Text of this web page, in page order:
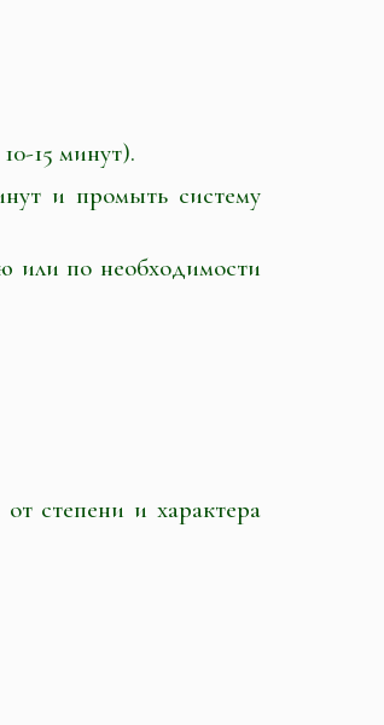
15 минут).
и промыть систему
или по необходимости
степени и характера